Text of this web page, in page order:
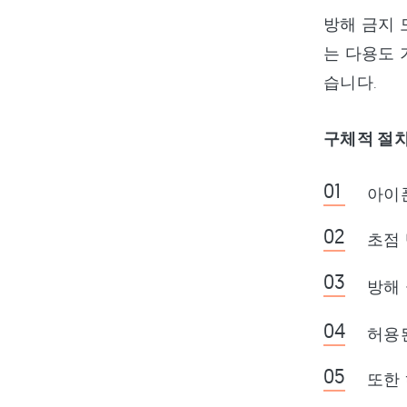
방해 금지
는 다용도
습니다.
구체적 절
아이
초점
방해
허용
또한